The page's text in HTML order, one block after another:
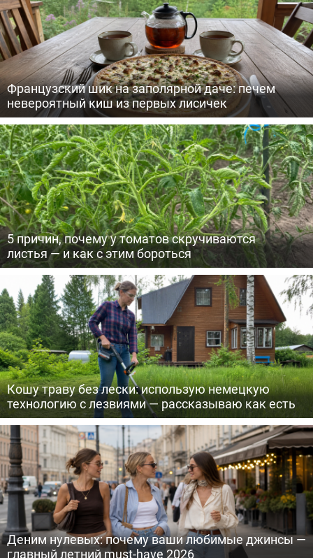
Французский шик на заполярной даче: печем
невероятный киш из первых лисичек
5 причин, почему у томатов скручиваются
листья — и как с этим бороться
Кошу траву без лески: использую немецкую
технологию с лезвиями — рассказываю как есть
Деним нулевых: почему ваши любимые джинсы —
главный летний must-have 2026